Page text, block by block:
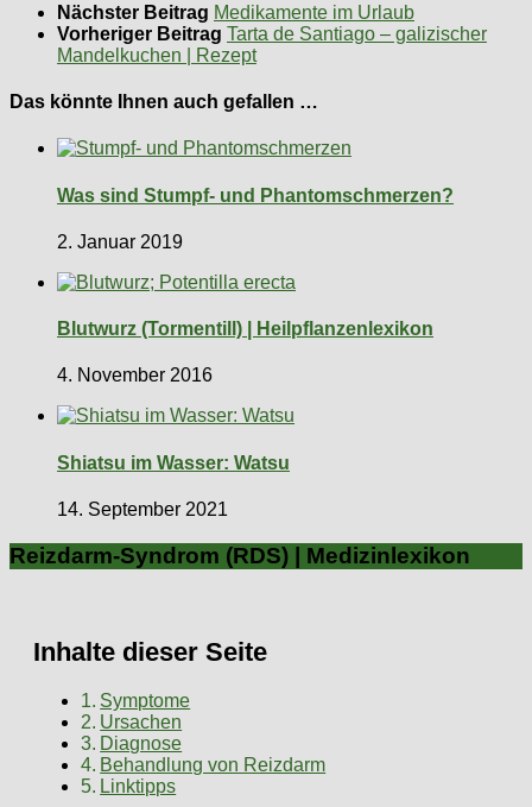
Nächster Beitrag Medikamente im Urlaub
Vorheriger Beitrag Tarta de Santiago – galizischer
Mandelkuchen | Rezept
Das könnte Ihnen auch gefallen …
Was sind Stumpf- und Phantomschmerzen?
2. Januar 2019
Blutwurz (Tormentill) | Heilpflanzenlexikon
4. November 2016
Shiatsu im Wasser: Watsu
14. September 2021
Reizdarm-Syndrom (RDS) | Medizinlexikon
Inhalte dieser Seite
Symptome
Ursachen
Diagnose
Behandlung von Reizdarm
Linktipps